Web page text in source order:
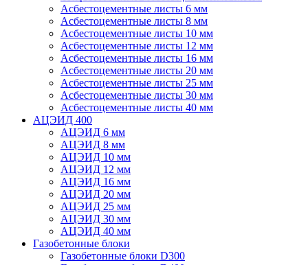
Асбестоцементные листы 6 мм
Асбестоцементные листы 8 мм
Асбестоцементные листы 10 мм
Асбестоцементные листы 12 мм
Асбестоцементные листы 16 мм
Асбестоцементные листы 20 мм
Асбестоцементные листы 25 мм
Асбестоцементные листы 30 мм
Асбестоцементные листы 40 мм
АЦЭИД 400
АЦЭИД 6 мм
АЦЭИД 8 мм
АЦЭИД 10 мм
АЦЭИД 12 мм
АЦЭИД 16 мм
АЦЭИД 20 мм
АЦЭИД 25 мм
АЦЭИД 30 мм
АЦЭИД 40 мм
Газобетонные блоки
Газобетонные блоки D300